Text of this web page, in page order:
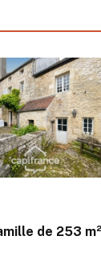
de 253